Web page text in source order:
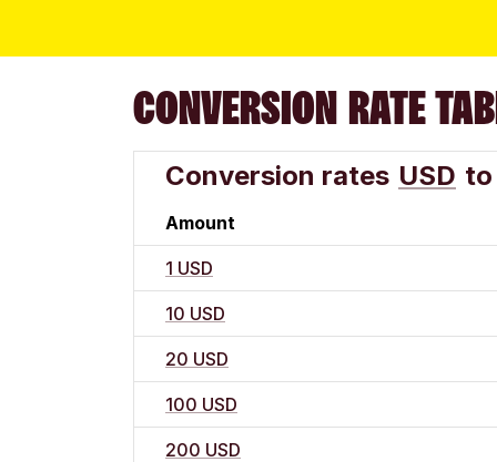
CONVERSION RATE
Conversion rates USD to
Amount
1 USD
10 USD
20 USD
100 USD
200 USD